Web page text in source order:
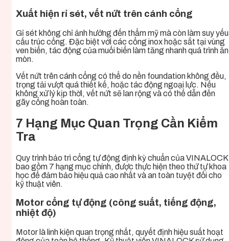
Xuất hiện rỉ sét, vết nứt trên cánh cổng
Gỉ sét không chỉ ảnh hưởng đến thẩm mỹ mà còn làm suy yếu
cấu trúc cổng. Đặc biệt với các cổng inox hoặc sắt tại vùng
ven biển, tác động của muối biển làm tăng nhanh quá trình ăn
mòn.
Vết nứt trên cánh cổng có thể do nền foundation không đều,
trọng tải vượt quá thiết kế, hoặc tác động ngoại lực. Nếu
không xử lý kịp thời, vết nứt sẽ lan rộng và có thể dẫn đến
gãy cổng hoàn toàn.
7 Hạng Mục Quan Trọng Cần Kiểm
Tra
Quy trình bảo trì cổng tự động định kỳ chuẩn của VINALOCK
bao gồm 7 hạng mục chính, được thực hiện theo thứ tự khoa
học để đảm bảo hiệu quả cao nhất và an toàn tuyệt đối cho
kỹ thuật viên.
Motor cổng tự động (công suất, tiếng động,
nhiệt độ)
Motor là linh kiện quan trọng nhất, quyết định hiệu suất hoạt